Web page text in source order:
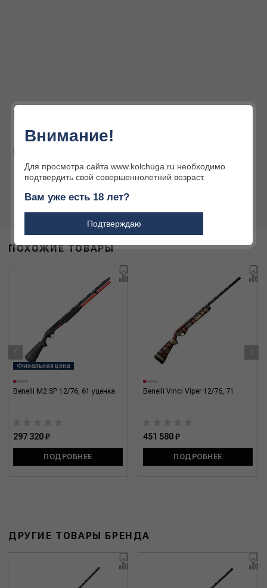
Услуги наших партнёров
Подробнее
ПОХОЖИЕ ТОВАРЫ
Финальная цена
Benelli M2 SP 12/76, 61 уценка
297 320 ₽
ПОДРОБНЕЕ
Benelli Vinci Viper 12/76, 71
451 580 ₽
ПОДРОБНЕЕ
‹ ›
ДРУГИЕ ТОВАРЫ БРЕНДА
Внимание!
Для просмотра сайта www.kolchuga.ru необходимо
подтвердить свой совершеннолетний возраст.
Вам уже есть 18 лет?
Подтверждаю